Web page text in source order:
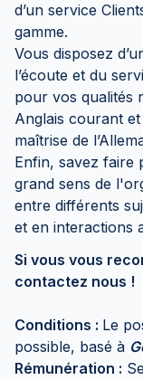
d’un service
gamme.
Vous disposez
l’écoute et du
pour vos qualités
Anglais courant
maîtrise de
Enfin, savez faire
grand sens de
entre différents
et en interactions
Si vous vous
contactez nous !
Conditions : Le
possible, basé à
Rémunération :